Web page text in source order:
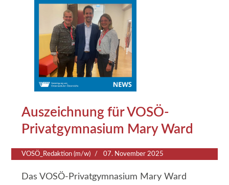
Auszeichnung für VOSÖ-
Privatgymnasium Mary Ward
VOSÖ_Redaktion (m/w) 07. November 2025
Das VOSÖ-Privatgymnasium Mary Ward